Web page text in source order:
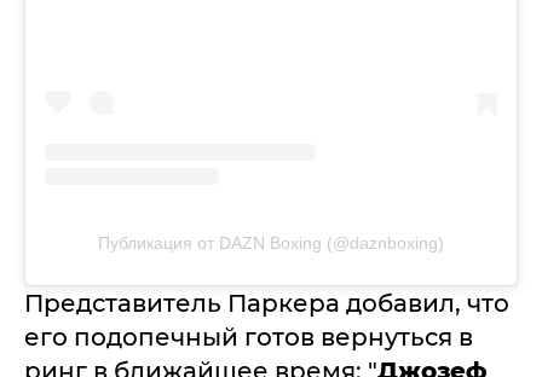
Публикация от DAZN Boxing (@daznboxing)
Представитель Паркера добавил, что
его подопечный готов вернуться в